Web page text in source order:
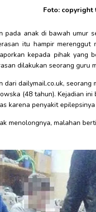
Foto: copyright
pada anak di bawah umur
itu hampir
kepada pihak yang
dilakukan seorang guru
dari dailymail.co.uk,
(48 tahun). Kejadian
karena penyakit
menolongnya, malahan